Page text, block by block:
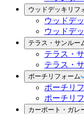
ウッドデッキリフ
ウッドデ
ウッドデ
テラス・サンルー
テラス・
テラス・
ポーチリフォーム
ポーチリ
ポーチリ
カーポート・ガレ